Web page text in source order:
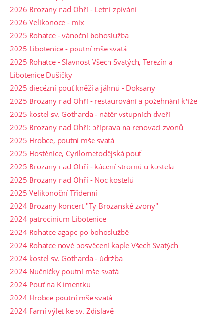
2026 Brozany nad Ohří - Letní zpívání
2026 Velikonoce - mix
2025 Rohatce - vánoční bohoslužba
2025 Libotenice - poutní mše svatá
2025 Rohatce - Slavnost Všech Svatých, Terezín a
Libotenice Dušičky
2025 diecézní pouť kněží a jáhnů - Doksany
2025 Brozany nad Ohří - restaurování a požehnání kříže
2025 kostel sv. Gotharda - nátěr vstupních dveří
2025 Brozany nad Ohří: příprava na renovaci zvonů
2025 Hrobce, poutní mše svatá
2025 Hostěnice, Cyrilometodějská pouť
2025 Brozany nad Ohří - kácení stromů u kostela
2025 Brozany nad Ohří - Noc kostelů
2025 Velikonoční Třídenní
2024 Brozany koncert "Ty Brozanské zvony"
2024 patrocinium Libotenice
2024 Rohatce agape po bohoslužbě
2024 Rohatce nové posvěcení kaple Všech Svatých
2024 kostel sv. Gotharda - údržba
2024 Nučničky poutní mše svatá
2024 Pouť na Klimentku
2024 Hrobce poutní mše svatá
2024 Farní výlet ke sv. Zdislavě